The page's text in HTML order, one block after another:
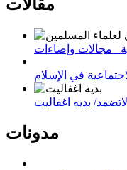
مقالات
مجالات وإضاءات
بديه اغفاليت
مدونات